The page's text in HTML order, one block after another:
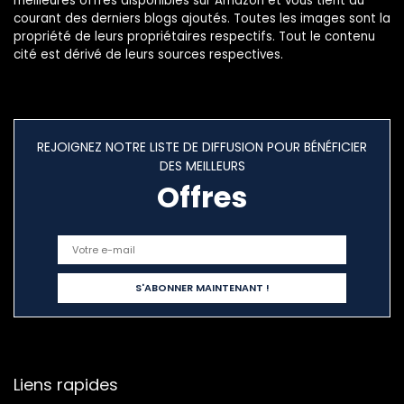
courant des derniers blogs ajoutés. Toutes les images sont la
propriété de leurs propriétaires respectifs. Tout le contenu
cité est dérivé de leurs sources respectives.
REJOIGNEZ NOTRE LISTE DE DIFFUSION POUR BÉNÉFICIER
DES MEILLEURS
Offres
Liens rapides